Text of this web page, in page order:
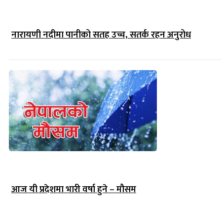
नारायणी नदीमा पानीको सतह उच्च, सतर्क रहन अनुरोध
आज यी प्रदेशमा भारी वर्षा हुने – मौसम